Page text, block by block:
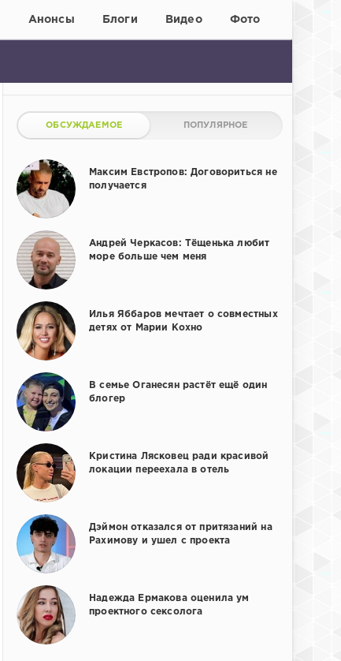
Анонсы Блоги Видео Фото
ОБСУЖДАЕМОЕ ПОПУЛЯРНОЕ
Максим Евстропов: Договориться не
получается
Андрей Черкасов: Тёщенька любит
море больше чем меня
Илья Яббаров мечтает о совместных
детях от Марии Кохно
В семье Оганесян растёт ещё один
блогер
Кристина Лясковец ради красивой
локации переехала в отель
Дэймон отказался от притязаний на
Рахимову и ушел с проекта
Надежда Ермакова оценила ум
проектного сексолога